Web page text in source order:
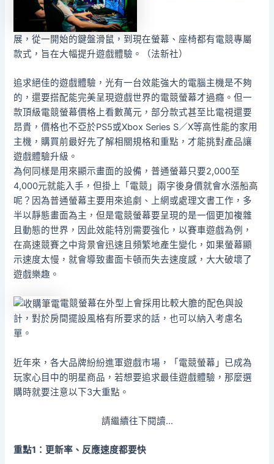
展，從一開始的鍵盤滑鼠，到現在螢幕、座椅都有電競專屬
款式，旨在大幅提升遊戲體驗。（法新社）
追求絕佳的遊戲體驗，光有一台效能強大的電腦主機是不夠
的，還要搭配能完美呈現遊戲世界的電競螢幕才過癮。但一
款頂級電競螢幕價格上看數萬元，部分款式甚至比電視還要
昂貴，價格也不亞於PS5或Xbox Series S／X等高性能的家用
主機，購買前最好先了解相關規格和重點，才能挑對產品讓
遊戲體驗升級。
為何同樣是用來顯示畫面的設備，普通螢幕只要2,000至
4,000元就能入手，但掛上「電競」兩字後身價就會水漲船高
呢？因為普通螢幕主要用來追劇、上網或處理文書工作，多
半以靜態畫面為主，但是電競螢幕要呈現的是一個更加複雜
且動態的世界，因此效能特別需要強化，以賽車遊戲為例，
在高速競賽之中背景會迅速且頻繁地產生變化，如果螢幕顯
示速度太慢，就會導致畫面卡頓而失去速度感，大大破壞了
遊戲樂趣。
電競螢幕在外型上會採用比較大膽的配色與設
計，對於房間擺設風格有所要求的話，也可以納入考慮名
單。
近年來，各大品牌紛紛進軍遊戲市場，「電競螢幕」已成為
玩家心目中的明星商品，若想要追求最佳遊戲體驗，那麼選
購時就要注意以下3大重點。
請繼續往下閱讀…
重點1 ：更新率、反應速度都要快